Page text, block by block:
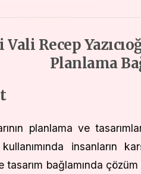
Recep
Planlama
planlama ve
kullanımında insanların
tasarım bağlamında